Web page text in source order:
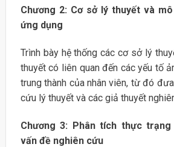
Chương 2: Cơ sở lý thuyết và
ứng dụng
Trình bày hệ thống các cơ sở lý
thuyết có liên quan đến các yếu tố
trung thành của nhân viên, từ đó
cứu lý thuyết và các giả thuyết
Chương 3: Phân tích thực trạng
vấn đề nghiên cứu